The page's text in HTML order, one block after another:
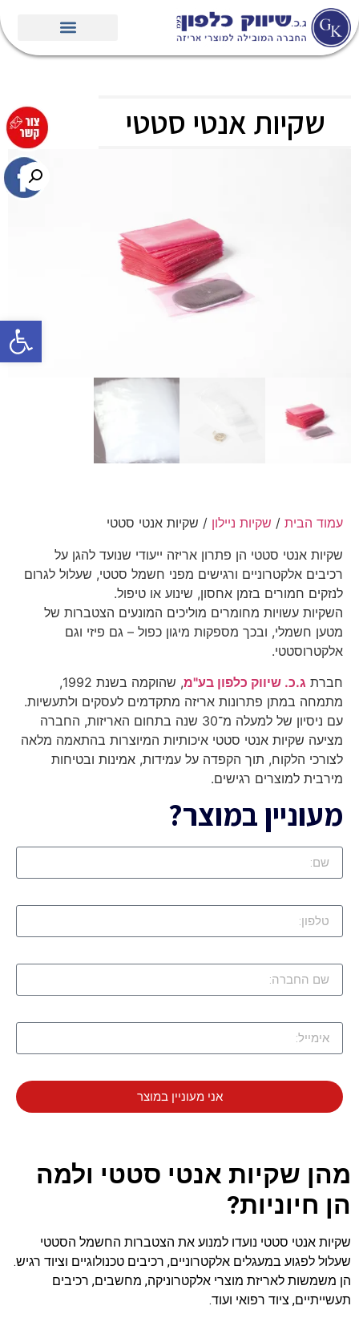
פתח
שקיות אנטי סטטי
עמוד הבית / שקיות ניילון / שקיות אנטי סטטי
שקיות אנטי סטטי הן פתרון אריזה ייעודי שנועד להגן על
רכיבים אלקטרוניים ורגישים מפני חשמל סטטי, שעלול לגרום
לנזקים חמורים בזמן אחסון, שינוע או טיפול.
השקיות עשויות מחומרים מוליכים המונעים הצטברות של
מטען חשמלי, ובכך מספקות מיגון כפול – גם פיזי וגם
אלקטרוסטטי.
חברת ג.כ. שיווק כלפון בע"מ
, שהוקמה בשנת 1992,
מתמחה במתן פתרונות אריזה מתקדמים לעסקים ולתעשיות.
עם ניסיון של למעלה מ־30 שנה בתחום האריזות, החברה
מציעה שקיות אנטי סטטי איכותיות המיוצרות בהתאמה מלאה
לצורכי הלקוח, תוך הקפדה על עמידות, אמינות ובטיחות
מירבית למוצרים רגישים.
מעוניין במוצר?
אני מעוניין במוצר
מהן שקיות אנטי סטטי ולמה
הן חיוניות?
שקיות אנטי סטטי נועדו למנוע את הצטברות החשמל הסטטי
שעלול לפגוע במעגלים אלקטרוניים, רכיבים טכנולוגיים וציוד רגיש.
הן משמשות לאריזת מוצרי אלקטרוניקה, מחשבים, רכיבים
תעשייתיים, ציוד רפואי ועוד.